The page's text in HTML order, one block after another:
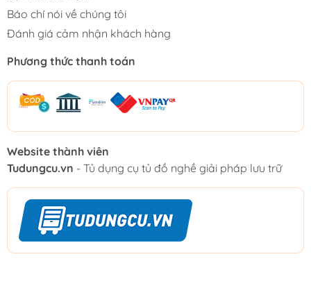
Báo chí nói về chúng tôi
Đánh giá cảm nhận khách hàng
Phương thức thanh toán
Website thành viên
Tudungcu.vn - Tủ dụng cụ tủ đồ nghề giải pháp lưu trữ